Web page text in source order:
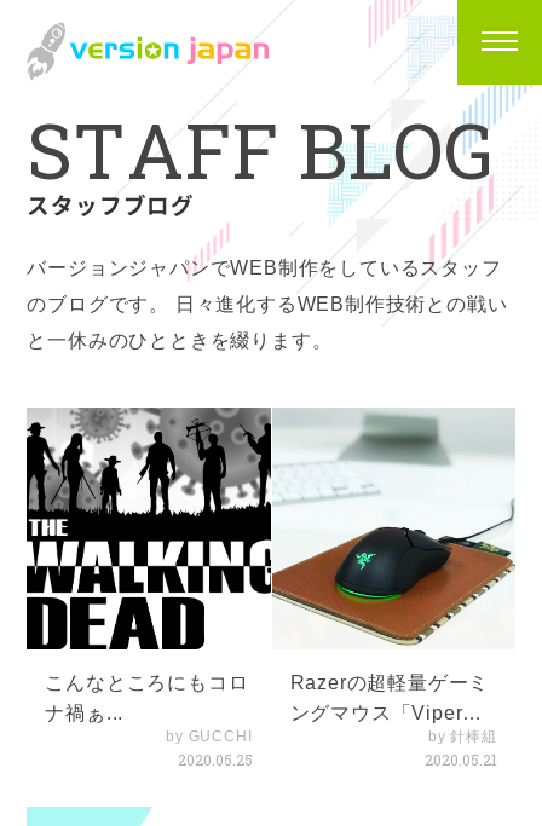
STAFF BLOG
スタッフブログ
バージョンジャパンでWEB制作をしているスタッフ
のブログです。
日々進化するWEB制作技術との戦い
と一休みのひとときを綴ります。
こんなところにもコロ
ナ禍ぁ...
by GUCCHI
2020.05.25
Razerの超軽量ゲーミ
ングマウス「Viper
MINI」を購入しまし
by 針棒組
2020.05.21